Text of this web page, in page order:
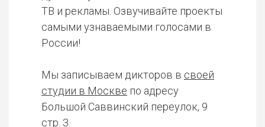
ТВ и рекламы. Озвучивайте проекты
самыми узнаваемыми голосами в
России!
Мы записываем дикторов в своей
студии в Москве по адресу
Большой Саввинский переулок, 9
стр. 3.